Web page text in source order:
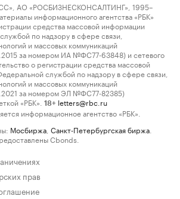
АО «РОСБИЗНЕСКОНСАЛТИНГ», 1995–
информационного агентства «РБК»
средства массовой информации
по надзору в сфере связи,
и массовых коммуникаций
за номером ИА №ФС77-63848) и сетевого
о регистрации средства массовой
службой по надзору в сфере связи,
и массовых коммуникаций
за номером ЭЛ №ФС77-82385)
«РБК».
18+ letters@rbc.ru
информационное агентство «РБК».
Мосбиржа Санкт-Петербургская биржа
Cbonds.
прав